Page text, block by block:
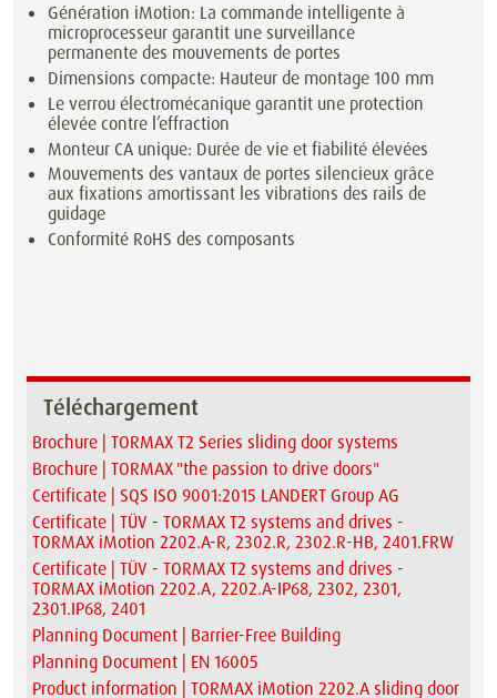
Génération iMotion: La commande intelligente à
microprocesseur garantit une surveillance
permanente des mouvements de portes
Dimensions compacte: Hauteur de montage 100 mm
Le verrou électromécanique garantit une protection
élevée contre l’effraction
Monteur CA unique: Durée de vie et fiabilité élevées
Mouvements des vantaux de portes silencieux grâce
aux fixations amortissant les vibrations des rails de
guidage
Conformité RoHS des composants
Téléchargement
Brochure | TORMAX T2 Series sliding door systems
Brochure | TORMAX "the passion to drive doors"
Certificate | SQS ISO 9001:2015 LANDERT Group AG
Certificate | TÜV - TORMAX T2 systems and drives -
TORMAX iMotion 2202.A-R, 2302.R, 2302.R-HB, 2401.FRW
Certificate | TÜV - TORMAX T2 systems and drives -
TORMAX iMotion 2202.A, 2202.A-IP68, 2302, 2301,
2301.IP68, 2401
Planning Document | Barrier-Free Building
Planning Document | EN 16005
Product information | TORMAX iMotion 2202.A sliding door